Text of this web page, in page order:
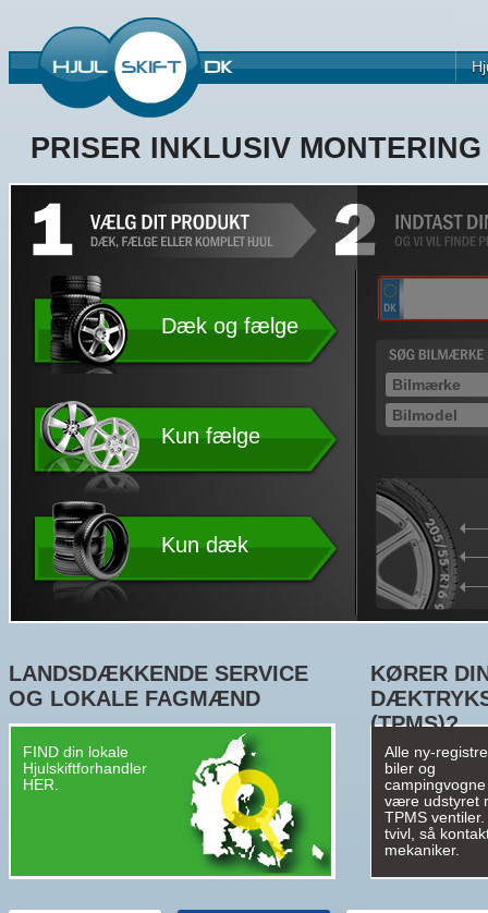
PRISER INKLUSIV
Dæk og fælge
Kun fælge
Kun dæk
LANDSDÆKKENDE SERVICE
OG LOKALE FAGMÆND
FIND din lokale
Hjulskiftforhandler
HER.
KØRER
(TPMS)?
Alle ny-
biler og
campingvogne
være udstyret
TPMS
tvivl, så
mekaniker.